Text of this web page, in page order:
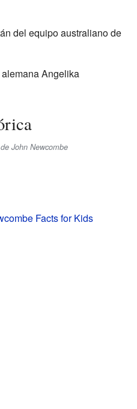
del equipo australiano de
Angelika
John Newcombe
Facts for Kids